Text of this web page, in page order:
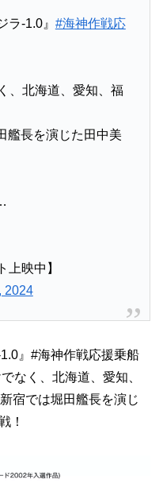
-1.0』 #海神作戦応
、北海道、愛知、福
艦長を演じた田中美
映中】
2024
』#海神作戦応援乗船
なく、北海道、愛知、
宿では堀田艦長を演じ
！